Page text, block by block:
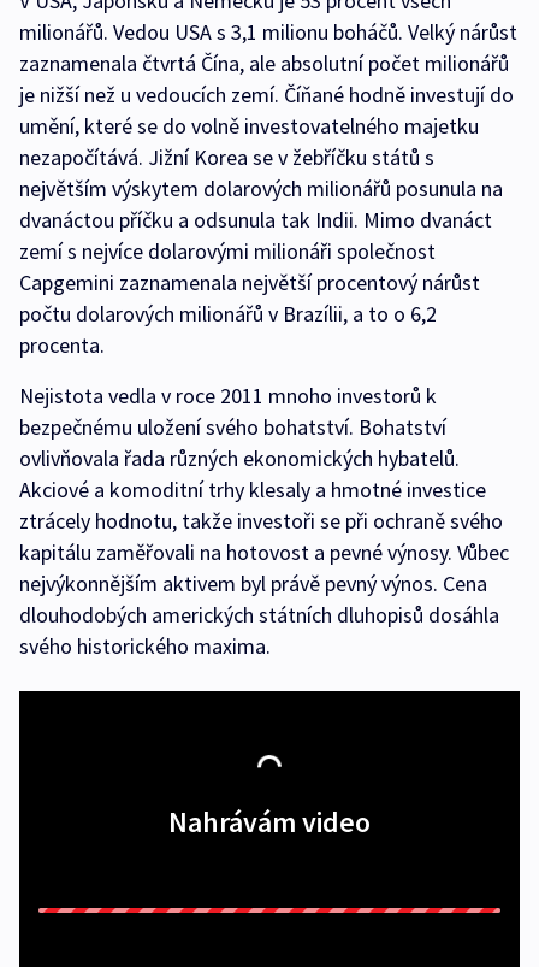
milionářů. Vedou USA s 3,1 milionu boháčů. Velký nárůst
zaznamenala čtvrtá Čína, ale absolutní počet milionářů
je nižší než u vedoucích zemí. Číňané hodně investují do
umění, které se do volně investovatelného majetku
nezapočítává. Jižní Korea se v žebříčku států s
největším výskytem dolarových milionářů posunula na
dvanáctou příčku a odsunula tak Indii. Mimo dvanáct
zemí s nejvíce dolarovými milionáři společnost
Capgemini zaznamenala největší procentový nárůst
počtu dolarových milionářů v Brazílii, a to o 6,2
procenta.
Nejistota vedla v roce 2011 mnoho investorů k
bezpečnému uložení svého bohatství. Bohatství
ovlivňovala řada různých ekonomických hybatelů.
Akciové a komoditní trhy klesaly a hmotné investice
ztrácely hodnotu, takže investoři se při ochraně svého
kapitálu zaměřovali na hotovost a pevné výnosy. Vůbec
nejvýkonnějším aktivem byl právě pevný výnos. Cena
dlouhodobých amerických státních dluhopisů dosáhla
svého historického maxima.
Nahrávám video